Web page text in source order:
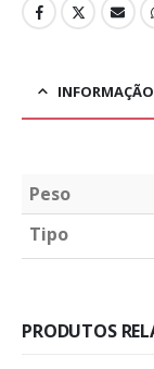
Peso
Tipo
PRODUTOS